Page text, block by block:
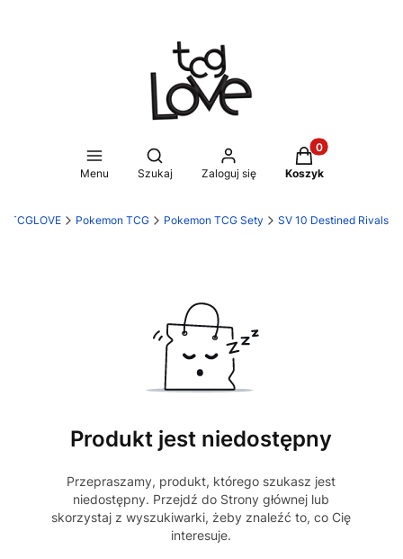
Menu
Otwórz wyszukiwarkę
Szukaj Zaloguj się
Produkty w
Koszyk
TCGLOVE Pokemon TCG Pokemon TCG Sety SV 10 Destined Rivals
Produkt jest niedostępny
Przepraszamy, produkt, którego szukasz jest
niedostępny. Przejdź do Strony głównej lub
skorzystaj z wyszukiwarki, żeby znaleźć to, co Cię
interesuje.